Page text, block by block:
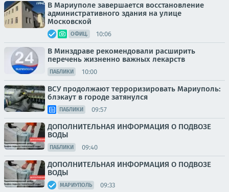
В Мариуполе завершается восстановление
административного здания на улице
Московской
ОФИЦ. 10:06
В Минздраве рекомендовали расширить
перечень жизненно важных лекарств
ПАБЛИКИ 10:00
ВСУ продолжают терроризировать Мариуполь:
блэкаут в городе затянулся
ПАБЛИКИ 09:57
ДОПОЛНИТЕЛЬНАЯ ИНФОРМАЦИЯ О ПОДВОЗЕ
ВОДЫ
ПАБЛИКИ 09:40
ДОПОЛНИТЕЛЬНАЯ ИНФОРМАЦИЯ О ПОДВОЗЕ
ВОДЫ
МАРИУПОЛЬ 09:33